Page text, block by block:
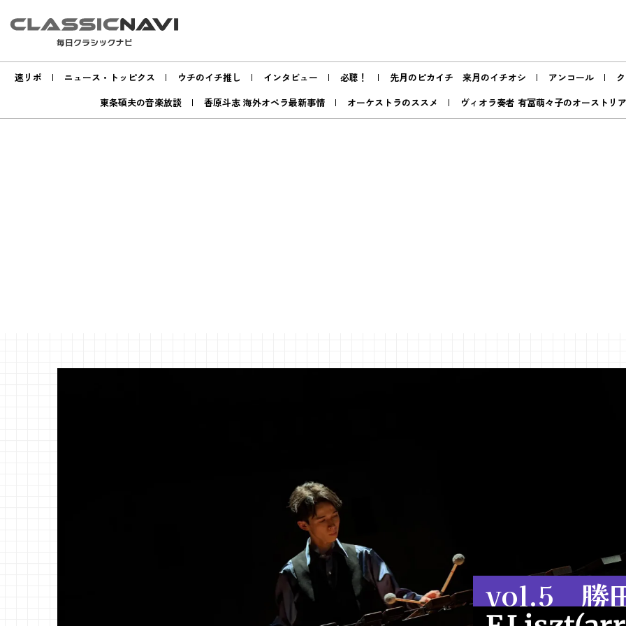
速リポ ニュース・トッピクス ウチのイチ推し インタビュー 必聴！ 先月のピカイチ 来月のイチオシ アンコール
東条碩夫の音楽放談
香原斗志 海外オペラ最新事情 オーケストラのススメ ヴィオラ奏者 有冨萌々子のオーストリ
vol.5 勝